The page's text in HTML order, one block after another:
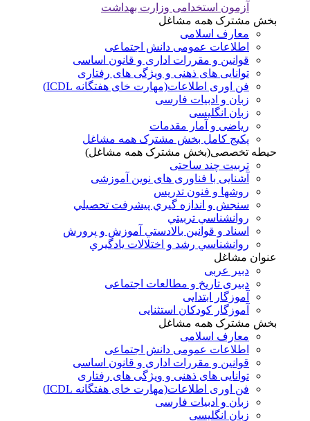
آزمون استخدامی وزارت بهداشت
بخش مشترک همه مشاغل
معارف اسلامی
اطلاعات عمومی دانش اجتماعی
قوانین و مقررات اداری و قانون اساسی
توانایی های ذهنی و ویژگی های رفتاری
فن اوری اطلاعات(مهارت خای هفتگانه ICDL)
زبان و ادبیات فارسی
زبان انگلیسی
ریاضی و آمار مقدمات
پکیج کامل بخش مشترک همه مشاغل
حیطه تخصصی(بخش مشترک همه مشاغل)
تربیت چند ساحتی
آشنایی با فناوری های نوین آموزشی
روشها و فنون تدريس
سنجش و اندازه گيري پيشرفت تحصيلي
روانشناسي تربيتي
اسناد و قوانين بالادستي آموزش و پرورش
روانشناسي رشد و اختلالات يادگيري
عنوان مشاغل
دبير عربی
دبیری تاریخ و مطالعات اجتماعی
آموزگار ابتدایی
آموزگار کودکان استثنایی
بخش مشترک همه مشاغل
معارف اسلامی
اطلاعات عمومی دانش اجتماعی
قوانین و مقررات اداری و قانون اساسی
توانایی های ذهنی و ویژگی های رفتاری
فن اوری اطلاعات(مهارت خای هفتگانه ICDL)
زبان و ادبیات فارسی
زبان انگلیسی